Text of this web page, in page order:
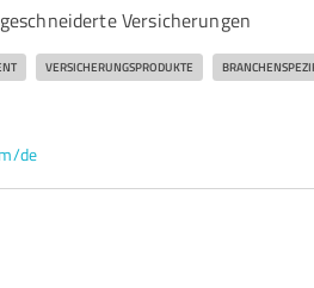
Versicherungen
VERSICHERUNGSPRODUKTE
de